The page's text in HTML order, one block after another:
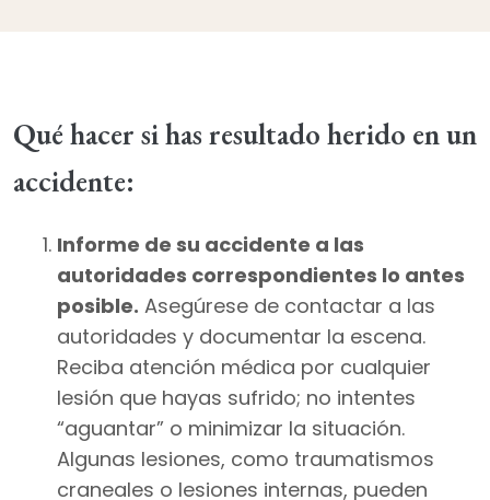
Qué hacer si has resultado herido en un
accidente:
Informe de su accidente a las
autoridades correspondientes lo antes
posible. Asegúrese de contactar a las
autoridades y documentar la escena.
Reciba atención médica por cualquier
lesión que hayas sufrido; no intentes
“aguantar” o minimizar la situación.
Algunas lesiones, como traumatismos
craneales o lesiones internas, pueden